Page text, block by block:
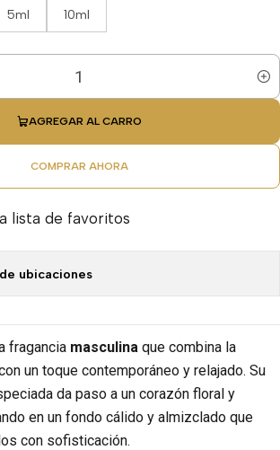
5ml 10ml
AGREGAR AL CARRO
COMPRAR AHORA
lista de favoritos
ubicaciones
fragancia masculina que combina la
un toque contemporáneo y relajado. Su
da paso a un corazón floral y
en un fondo cálido y almizclado que
con sofisticación.